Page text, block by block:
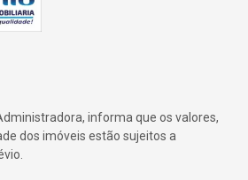
informa que os valores,
dos imóveis estão sujeitos a